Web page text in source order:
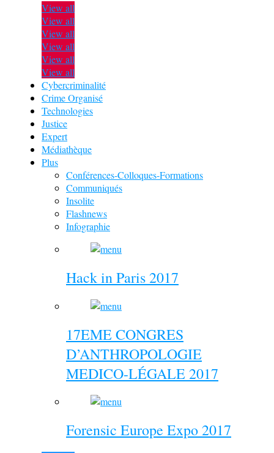
View all
View all
View all
View all
View all
View all
Cybercriminalité
Crime Organisé
Technologies
Justice
Expert
Médiathèque
Plus
Conférences-Colloques-Formations
Communiqués
Insolite
Flashnews
Infographie
Hack in Paris 2017
17EME CONGRES
D’ANTHROPOLOGIE
MEDICO-LÉGALE 2017
Forensic Europe Expo 2017